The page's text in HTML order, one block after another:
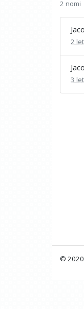
2 nomi
2
3
©